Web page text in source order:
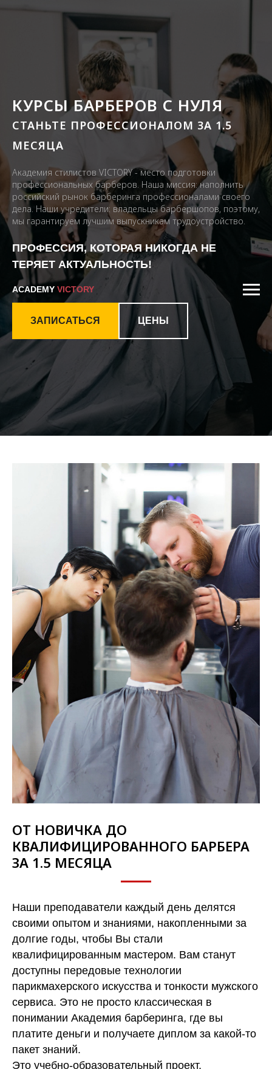
ACADEMY VICTORY
КУРСЫ БАРБЕРОВ С НУЛЯ
СТАНЬТЕ ПРОФЕССИОНАЛОМ ЗА 1.5
МЕСЯЦА
Академия стилистов VICTORY - место подготовки
профессиональных барберов. Наша миссия: наполнить
российский рынок барберинга профессионалами своего
дела. Наши учредители: владельцы барбершопов, поэтому,
мы гарантируем лучшим выпускникам трудоустройство.
ПРОФЕССИЯ, КОТОРАЯ НИКОГДА НЕ
ТЕРЯЕТ АКТУАЛЬНОСТЬ!
ЗАПИСАТЬСЯ ЦЕНЫ
ОТ НОВИЧКА ДО
КВАЛИФИЦИРОВАННОГО БАРБЕРА
ЗА 1.5 МЕСЯЦА
Наши преподаватели каждый день делятся
своими опытом и знаниями, накопленными за
долгие годы, чтобы Вы стали
квалифицированным мастером. Вам станут
доступны передовые технологии
парикмахерского искусства и тонкости мужского
сервиса. Это не просто классическая в
понимании Академия барберинга, где вы
платите деньги и получаете диплом за какой-то
пакет знаний.
Это учебно-образовательный проект,